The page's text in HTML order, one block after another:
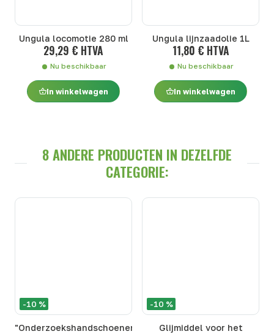
Ungula locomotie 280 ml
29,29 € HTVA
Nu beschikbaar
In winkelwagen
Ungula lijnzaadolie 1L
11,80 € HTVA
Nu beschikbaar
In winkelwagen
8 ANDERE PRODUCTEN IN DEZELFDE
CATEGORIE:
-10 %
"Onderzoekshandschoenen"
-10 %
Glijmiddel voor het